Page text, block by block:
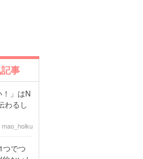
事
」はN
わるし
mao_hoiku
つでつ